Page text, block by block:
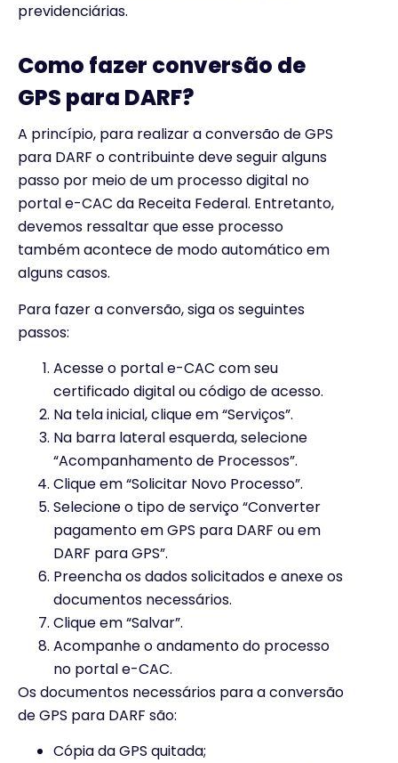
previdenciárias.
Como fazer conversão de
GPS para DARF?
A princípio, para realizar a conversão de GPS
para DARF o contribuinte deve seguir alguns
passo por meio de um processo digital no
portal e-CAC da Receita Federal. Entretanto,
devemos ressaltar que esse processo
também acontece de modo automático em
alguns casos.
Para fazer a conversão, siga os seguintes
passos:
Acesse o portal e-CAC com seu
certificado digital ou código de acesso.
Na tela inicial, clique em “Serviços”.
Na barra lateral esquerda, selecione
“Acompanhamento de Processos”.
Clique em “Solicitar Novo Processo”.
Selecione o tipo de serviço “Converter
pagamento em GPS para DARF ou em
DARF para GPS”.
Preencha os dados solicitados e anexe os
documentos necessários.
Clique em “Salvar”.
Acompanhe o andamento do processo
no portal e-CAC.
Os documentos necessários para a conversão
de GPS para DARF são:
Cópia da GPS quitada;